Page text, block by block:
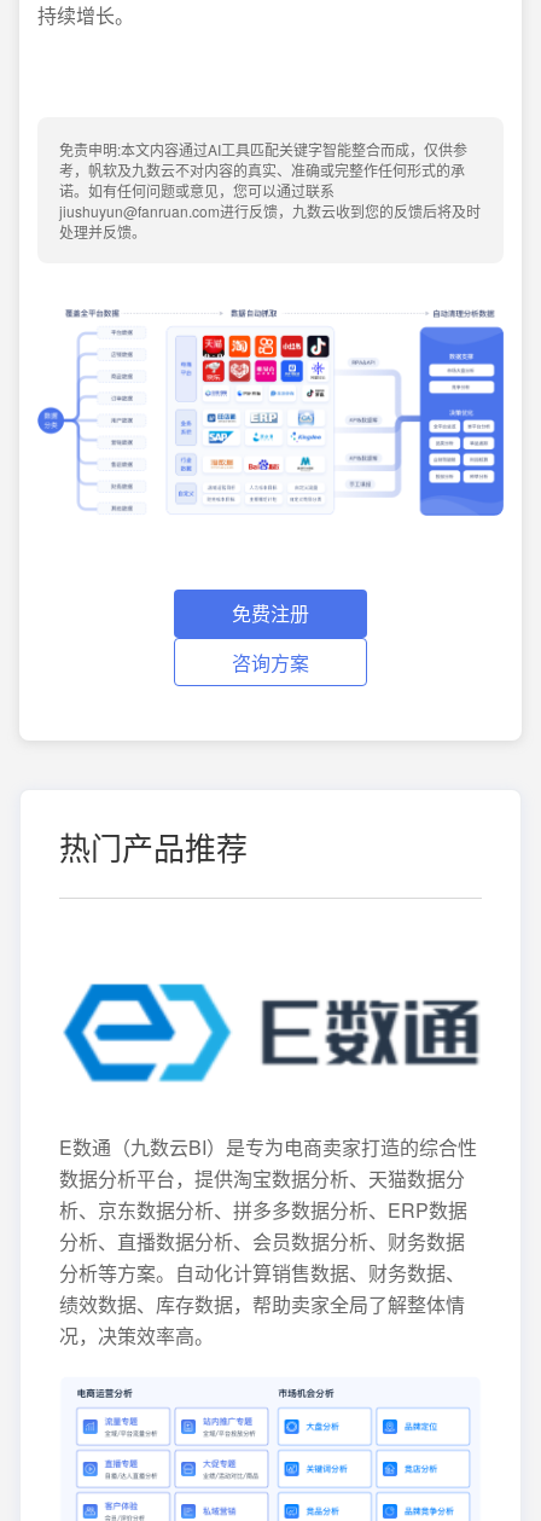
持续增长。
免责申明:本文内容通过AI工具匹配关键字智能整合而成，仅供参
考，帆软及九数云不对内容的真实、准确或完整作任何形式的承
诺。如有任何问题或意见，您可以通过联系
jiushuyun@fanruan.com进行反馈，九数云收到您的反馈后将及时
处理并反馈。
免费注册
咨询方案
热门产品推荐
E数通（九数云BI）是专为电商卖家打造的综合性
数据分析平台，提供淘宝数据分析、天猫数据分
析、京东数据分析、拼多多数据分析、ERP数据
分析、直播数据分析、会员数据分析、财务数据
分析等方案。自动化计算销售数据、财务数据、
绩效数据、库存数据，帮助卖家全局了解整体情
况，决策效率高。